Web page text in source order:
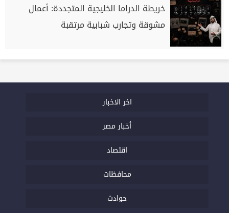
خريطة الدراما الخليجية المتجددة: أعمال
مشوقة وتجارب شبابية مرتقبة
اخر الاخبار
أخبار مصر
اقتصاد
محافظات
حوادث